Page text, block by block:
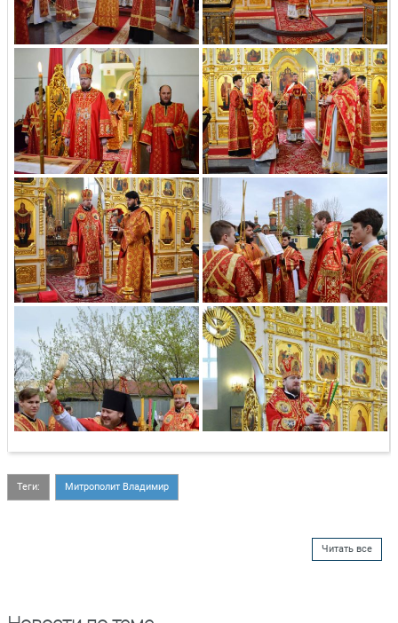
Теги: Митрополит Владимир
Читать все